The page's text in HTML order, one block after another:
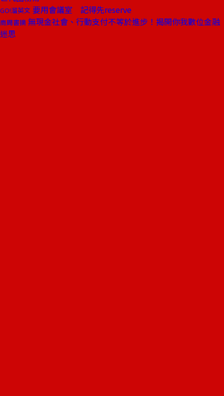
GO!溜英文 要用會議室 記得先reserve
商周書摘 無現金社會、行動支付不等於進步！揭開你我數位金融
迷思